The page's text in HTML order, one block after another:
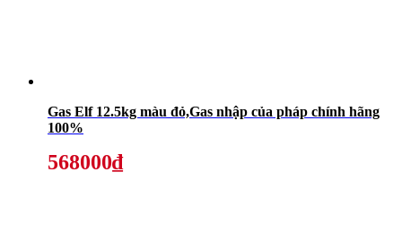
Gas Elf 12.5kg màu đỏ,Gas nhập của pháp chính hãng
100%
568000₫